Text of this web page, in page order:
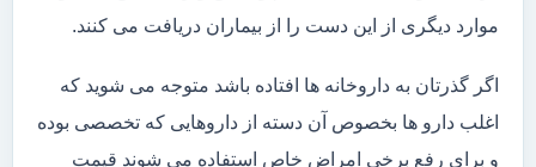
موارد دیگری از این دست را از بیماران دریافت می کنند.
اگر گذرتان به داروخانه ها افتاده باشد متوجه می شوید که
اغلب دارو ها بخصوص آن دسته از داروهایی که تخصصی بوده
و برای رفع برخی امراض خاص استفاده می شوند قیمت